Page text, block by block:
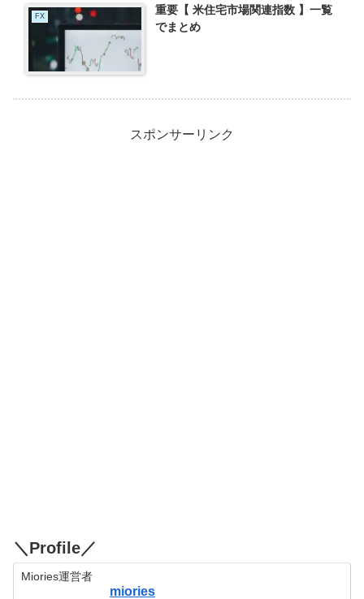
FX
重要【 米住宅市場関連指数 】一覧
でまとめ
スポンサーリンク
＼Profile／
Miories運営者
miories